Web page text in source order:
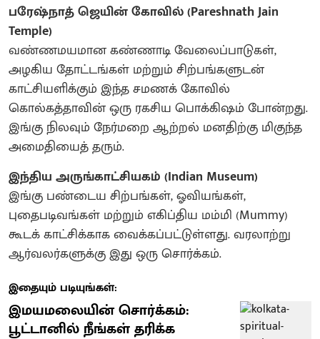
பரேஷ்நாத் ஜெயின் கோவில் (Pareshnath Jain
Temple)
​வண்ணமயமான கண்ணாடி வேலைப்பாடுகள்,
அழகிய தோட்டங்கள் மற்றும் சிற்பங்களுடன்
காட்சியளிக்கும் இந்த சமணக் கோவில்
கொல்கத்தாவின் ஒரு ரகசிய பொக்கிஷம் போன்றது.
இங்கு நிலவும் நேர்மறை ஆற்றல் மனதிற்கு மிகுந்த
அமைதியைத் தரும்.
இந்திய அருங்காட்சியகம் (Indian Museum)
​இங்கு பண்டைய சிற்பங்கள், ஓவியங்கள்,
புதைபடிவங்கள் மற்றும் எகிப்திய மம்மி (Mummy)
கூடக் காட்சிக்காக வைக்கப்பட்டுள்ளது. வரலாற்று
ஆர்வலர்களுக்கு இது ஒரு சொர்க்கம்.
இதையும் படியுங்கள்:
இமயமலையின் சொர்க்கம்:
பூட்டானில் நீங்கள் தரிக்க